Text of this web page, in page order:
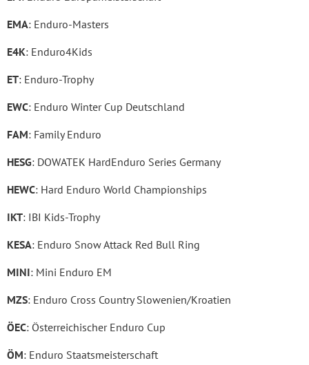
EMA: Enduro-Masters
E4K: Enduro4Kids
ET: Enduro-Trophy
EWC: Enduro Winter Cup Deutschland
FAM: Family Enduro
HESG: DOWATEK HardEnduro Series Germany
HEWC: Hard Enduro World Championships
IKT: IBI Kids-Trophy
KESA: Enduro Snow Attack Red Bull Ring
MINI: Mini Enduro EM
MZS: Enduro Cross Country Slowenien/Kroatien
ÖEC: Österreichischer Enduro Cup
ÖM: Enduro Staatsmeisterschaft